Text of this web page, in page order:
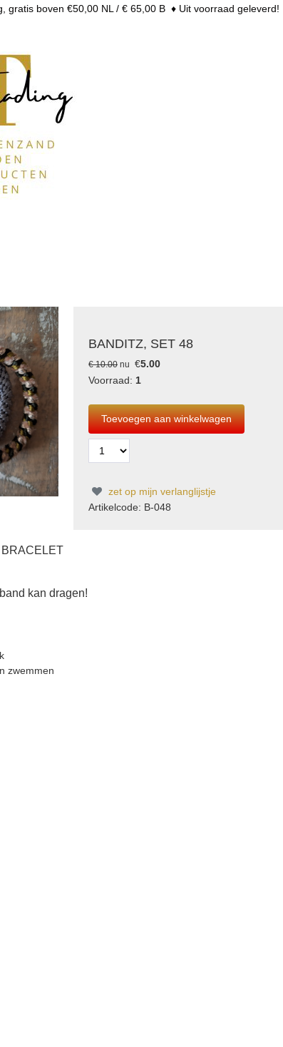
gratis boven €50,00 NL / € 65,00 B ♦ Uit voorraad geleverd!
BANDITZ, SET 48
€ 10.00 nu €5.00
Voorraad: 1
zet op mijn verlanglijstje
Artikelcode: B-048
kan dragen!
zwemmen